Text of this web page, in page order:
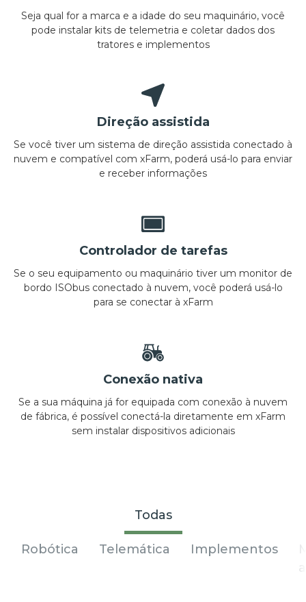
Seja qual for a marca e a idade do seu maquinário, você
pode instalar kits de telemetria e coletar dados dos
tratores e implementos
Direção assistida
Se você tiver um sistema de direção assistida conectado à
nuvem e compatível com xFarm, poderá usá-lo para enviar
e receber informações
Controlador de tarefas
Se o seu equipamento ou maquinário tiver um monitor de
bordo ISObus conectado à nuvem, você poderá usá-lo
para se conectar à xFarm
Conexão nativa
Se a sua máquina já for equipada com conexão à nuvem
de fábrica, é possível conectá-la diretamente em xFarm
sem instalar dispositivos adicionais
Todas
Robótica Telemática Implementos